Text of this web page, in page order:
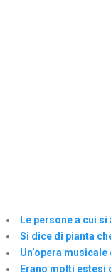
Le persone a cui si
Si dice di pianta
Un’opera
Erano molti